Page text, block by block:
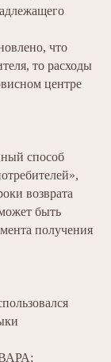
что
то расходы
центре
способ
возврата
быть
получения